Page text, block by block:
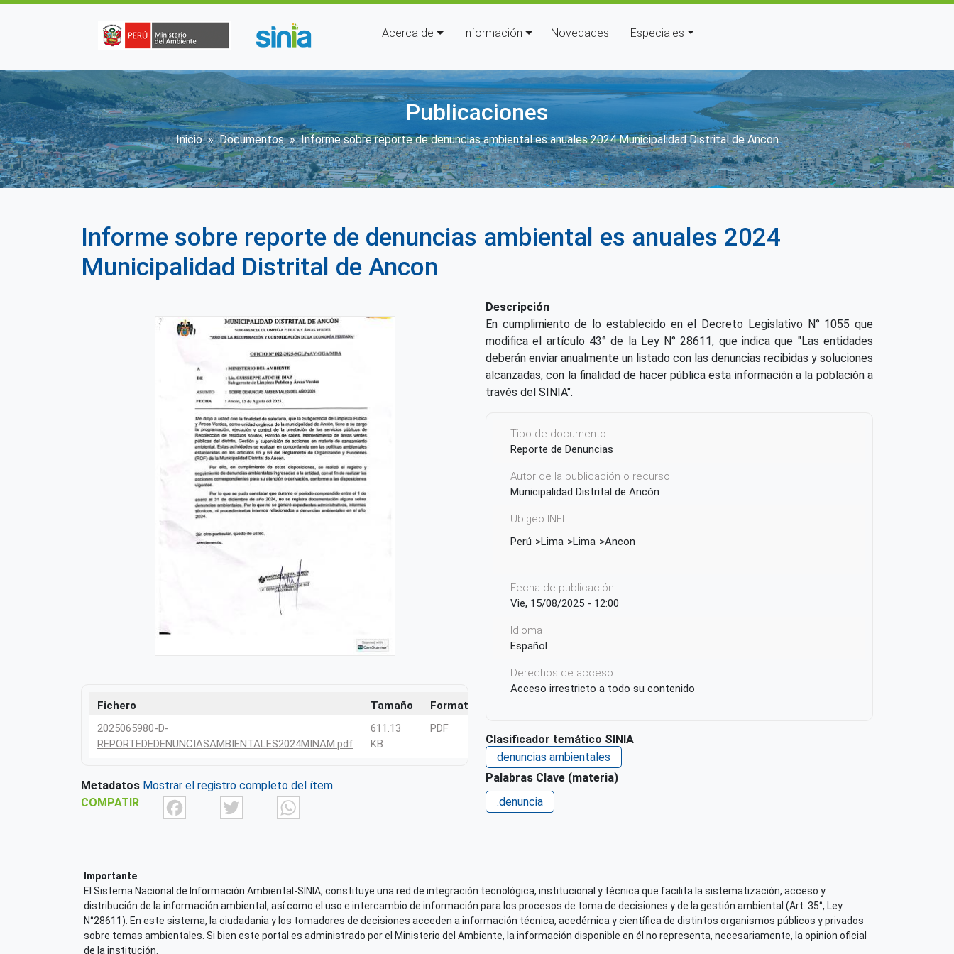
Navegación principal
Acerca de Información Novedades Especiales
Publicaciones
Sobrescribir enlaces de ayuda a la navegación
Inicio Documentos Informe sobre reporte de denuncias ambiental es anuales 2024 Municipalidad Distrital de Ancon
Informe sobre reporte de denuncias ambiental es anuales 2024
Municipalidad Distrital de Ancon
Fichero Tamaño
Formato
2025065980-D-
REPORTEDEDENUNCIASAMBIENTALES2024MINAM.pdf
611.13
KB
PDF
Metadatos Mostrar el registro completo del ítem
COMPATIR
FacebookTwitter
Descripción
En cumplimiento de lo establecido en el Decreto Legislativo N° 1055 que
modifica el artículo 43° de la Ley N° 28611, que indica que "Las entidades
deberán enviar anualmente un listado con las denuncias recibidas y soluciones
alcanzadas, con la finalidad de hacer pública esta información a la población a
través del SINIA".
Tipo de documento
Reporte de Denuncias
Autor de la publicación o recurso
Municipalidad Distrital de Ancón
Ubigeo INEI
Perú
Lima Lima Ancon
Fecha de publicación
Vie, 15/08/2025 - 12:00
Idioma
Español
Derechos de acceso
Acceso irrestricto a todo su contenido
Clasificador temático SINIA
denuncias ambientales
Palabras Clave (materia)
.denuncia
Importante
El Sistema Nacional de Información Ambiental-SINIA, constituye una red de integración tecnológica, institucional y técnica que facilita la sistematización, acceso y
distribución de la información ambiental, así como el uso e intercambio de información para los procesos de toma de decisiones y de la gestión ambiental (Art. 35°, Ley
N°28611). En este sistema, la ciudadania y los tomadores de decisiones acceden a información técnica, acedémica y científica de distintos organismos públicos y privados
sobre temas ambientales. Si bien este portal es administrado por el Ministerio del Ambiente, la información disponible en él no representa, necesariamente, la opinion oficial
de la institución.